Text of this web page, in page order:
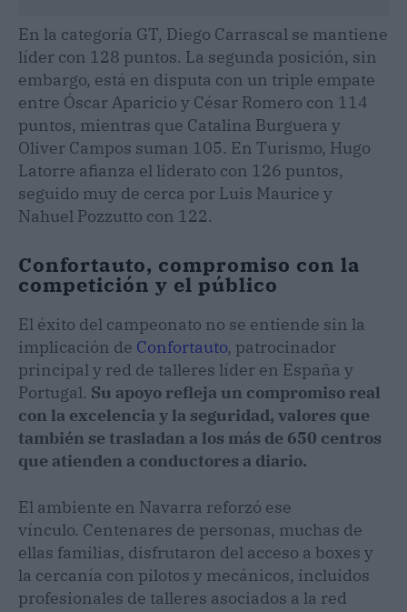
En la categoría GT, Diego Carrascal se mantiene
líder con 128 puntos. La segunda posición, sin
embargo, está en disputa con un triple empate
entre Óscar Aparicio y César Romero con 114
puntos, mientras que Catalina Burguera y
Oliver Campos suman 105. En Turismo, Hugo
Latorre afianza el liderato con 126 puntos,
seguido muy de cerca por Luis Maurice y
Nahuel Pozzutto con 122.
Confortauto, compromiso con la
competición y el público
El éxito del campeonato no se entiende sin la
implicación de Confortauto, patrocinador
principal y red de talleres líder en España y
Portugal. Su apoyo refleja un compromiso real
con la excelencia y la seguridad, valores que
también se trasladan a los más de 650 centros
que atienden a conductores a diario.
El ambiente en Navarra reforzó ese
vínculo. Centenares de personas, muchas de
ellas familias, disfrutaron del acceso a boxes y
la cercanía con pilotos y mecánicos, incluidos
profesionales de talleres asociados a la red